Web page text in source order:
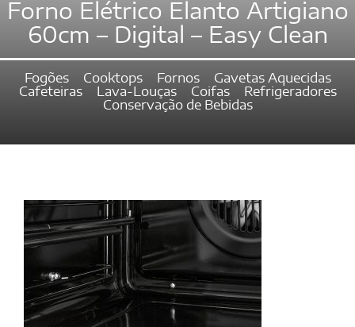
Forno Elétrico Elanto Artigiano
60cm – Digital – Easy Clean
Fogões Cooktops Fornos
Gavetas Aquecidas
Cafeteiras
Lava-Louças Coifas
Refrigeradores
Conservação de Bebidas